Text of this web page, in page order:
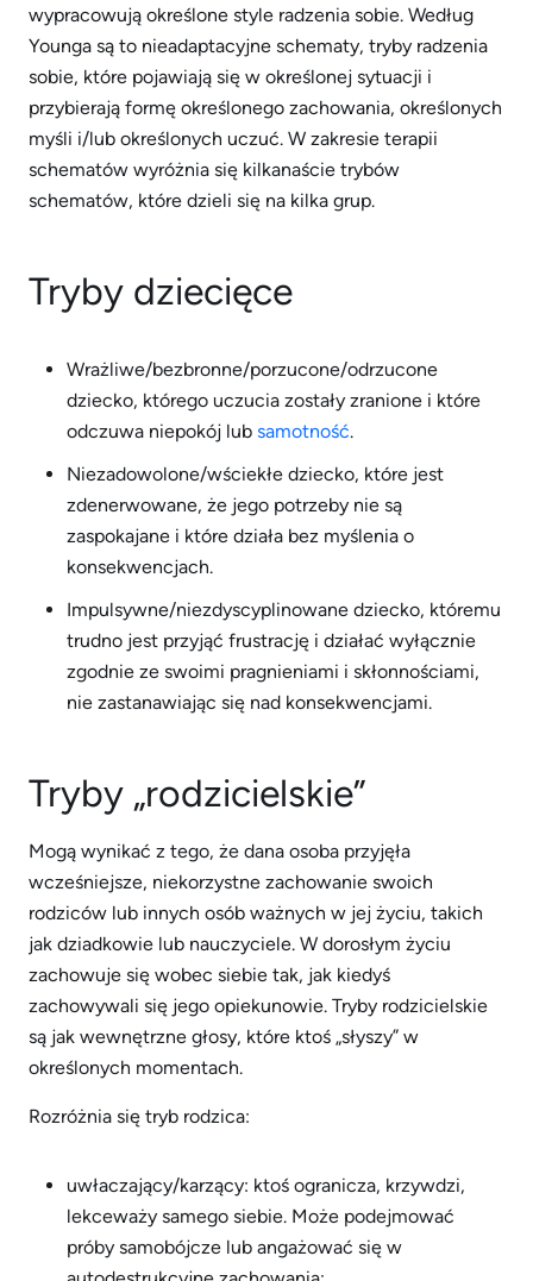
wypracowują określone style radzenia sobie. Według
Younga są to nieadaptacyjne schematy, tryby radzenia
sobie, które pojawiają się w określonej sytuacji i
przybierają formę określonego zachowania, określonych
myśli i/lub określonych uczuć. W zakresie terapii
schematów wyróżnia się kilkanaście trybów
schematów, które dzieli się na kilka grup.
Tryby dziecięce
Wrażliwe/bezbronne/porzucone/odrzucone
dziecko, którego uczucia zostały zranione i które
odczuwa niepokój lub samotność.
Niezadowolone/wściekłe dziecko, które jest
zdenerwowane, że jego potrzeby nie są
zaspokajane i które działa bez myślenia o
konsekwencjach.
Impulsywne/niezdyscyplinowane dziecko, któremu
trudno jest przyjąć frustrację i działać wyłącznie
zgodnie ze swoimi pragnieniami i skłonnościami,
nie zastanawiając się nad konsekwencjami.
Tryby „rodzicielskie”
Mogą wynikać z tego, że dana osoba przyjęła
wcześniejsze, niekorzystne zachowanie swoich
rodziców lub innych osób ważnych w jej życiu, takich
jak dziadkowie lub nauczyciele. W dorosłym życiu
zachowuje się wobec siebie tak, jak kiedyś
zachowywali się jego opiekunowie. Tryby rodzicielskie
są jak wewnętrzne głosy, które ktoś „słyszy” w
określonych momentach.
Rozróżnia się tryb rodzica:
uwłaczający/karzący: ktoś ogranicza, krzywdzi,
lekceważy samego siebie. Może podejmować
próby samobójcze lub angażować się w